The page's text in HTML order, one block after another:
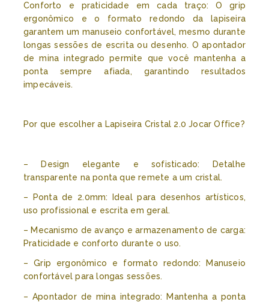
Conforto e praticidade em cada traço: O grip
ergonômico e o formato redondo da lapiseira
garantem um manuseio confortável, mesmo durante
longas sessões de escrita ou desenho. O apontador
de mina integrado permite que você mantenha a
ponta sempre afiada, garantindo resultados
impecáveis.
Por que escolher a Lapiseira Cristal 2.0 Jocar Office?
– Design elegante e sofisticado: Detalhe
transparente na ponta que remete a um cristal.
– Ponta de 2.0mm: Ideal para desenhos artísticos,
uso profissional e escrita em geral.
– Mecanismo de avanço e armazenamento de carga:
Praticidade e conforto durante o uso.
– Grip ergonômico e formato redondo: Manuseio
confortável para longas sessões.
– Apontador de mina integrado: Mantenha a ponta